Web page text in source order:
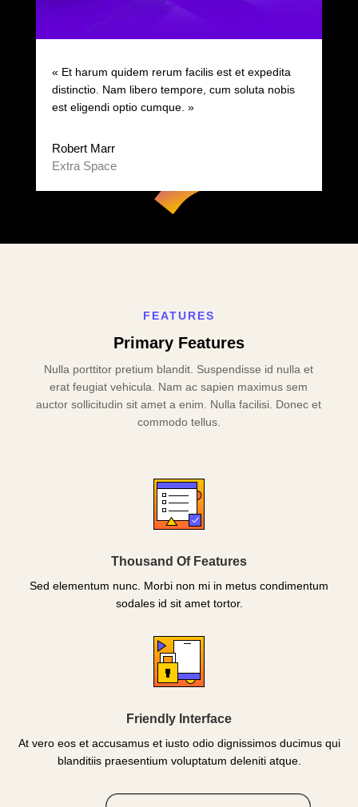
« Et harum quidem rerum facilis est et expedita
distinctio. Nam libero tempore, cum soluta nobis
est eligendi optio cumque. »
Robert Marr
Extra Space
FEATURES
Primary Features
Nulla porttitor pretium blandit. Suspendisse id nulla et
erat feugiat vehicula. Nam ac sapien maximus sem
auctor sollicitudin sit amet a enim. Nulla facilisi. Donec et
commodo tellus.
Thousand Of Features
Sed elementum nunc. Morbi non mi in metus condimentum
sodales id sit amet tortor.
Friendly Interface
At vero eos et accusamus et iusto odio dignissimos ducimus qui
blanditiis praesentium voluptatum deleniti atque.